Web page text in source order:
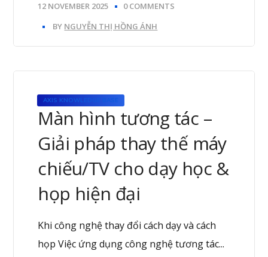
12 NOVEMBER 2025
0 COMMENTS
BY NGUYỄN THỊ HỒNG ÁNH
AXIS KNOWLEDGE BASE
Màn hình tương tác –
Giải pháp thay thế máy
chiếu/TV cho dạy học &
họp hiện đại
Khi công nghệ thay đổi cách dạy và cách
họp Việc ứng dụng công nghệ tương tác...